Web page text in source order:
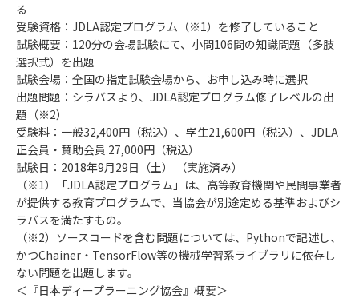
る
受験資格：JDLA認定プログラム（※1）を修了していること
試験概要：120分の会場試験にて、小問106問の知識問題（多肢
選択式）を出題
試験会場：全国の指定試験会場から、お申し込み時に選択
出題問題：シラバスより、JDLA認定プログラム修了レベルの出
題（※2）
受験料：一般32,400円（税込）、学生21,600円（税込）、JDLA
正会員・賛助会員 27,000円（税込）
試験日：2018年9月29日（土） （実施済み）
（※1）「JDLA認定プログラム」は、高等教育機関や民間事業者
が提供する教育プログラムで、当協会が別途定める基準およびシ
ラバスを満たすもの。
（※2）ソースコードを含む問題については、Pythonで記述し、
かつChainer・TensorFlow等の機械学習系ライブラリに依存し
ない問題を出題します。
＜『日本ディープラーニング協会』概要＞